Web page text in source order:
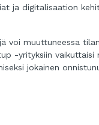
ja digitalisaation
voi muuttuneessa
-yrityksiin
jokainen